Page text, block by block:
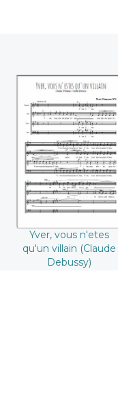
Yver, vous n'etes
qu'un villain
(Claude Debussy)
Yver, vous n'etes
qu'un villain (Claude
Debussy)